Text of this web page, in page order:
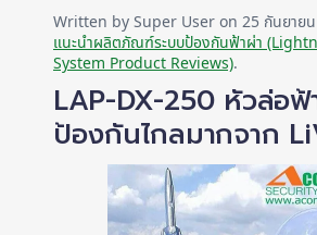
Written by Super User on 25 กันยาย
แนะนำผลิตภัณฑ์ระบบป้องกันฟ้าผ่า
System Product Reviews).
LAP-DX-250 หัวล่อฟ้
ป้องกันไกลมากจาก